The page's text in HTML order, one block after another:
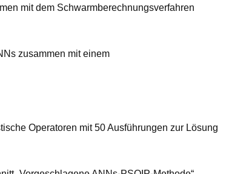
mit dem Schwarmberechnungsverfahren
zusammen mit einem
Operatoren mit 50 Ausführungen zur Lösung